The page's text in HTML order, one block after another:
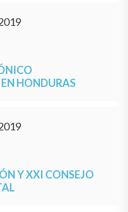
HONDURAS
Y XXI CONSEJO